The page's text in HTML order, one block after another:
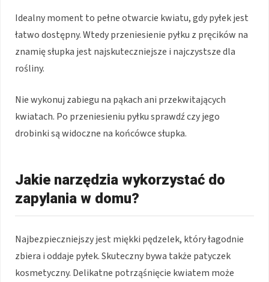
Idealny moment to pełne otwarcie kwiatu, gdy pyłek jest
łatwo dostępny. Wtedy przeniesienie pyłku z pręcików na
znamię słupka jest najskuteczniejsze i najczystsze dla
rośliny.
Nie wykonuj zabiegu na pąkach ani przekwitających
kwiatach. Po przeniesieniu pyłku sprawdź czy jego
drobinki są widoczne na końcówce słupka.
Jakie narzędzia wykorzystać do
zapylania w domu?
Najbezpieczniejszy jest miękki pędzelek, który łagodnie
zbiera i oddaje pyłek. Skuteczny bywa także patyczek
kosmetyczny. Delikatne potrząśnięcie kwiatem może